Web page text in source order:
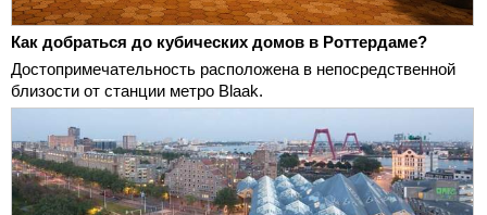
Как добраться до кубических домов в Роттердаме?
Достопримечательность расположена в непосредственной
близости от станции метро Blaak.